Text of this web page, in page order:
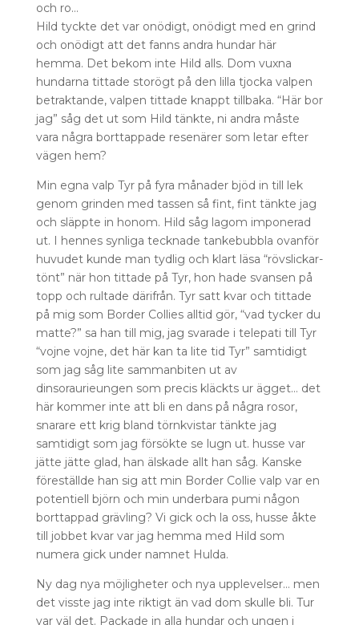
och ro…
Hild tyckte det var onödigt, onödigt med en grind
och onödigt att det fanns andra hundar här
hemma. Det bekom inte Hild alls. Dom vuxna
hundarna tittade storögt på den lilla tjocka valpen
betraktande, valpen tittade knappt tillbaka. “Här bor
jag” såg det ut som Hild tänkte, ni andra måste
vara några borttappade resenärer som letar efter
vägen hem?
Min egna valp Tyr på fyra månader bjöd in till lek
genom grinden med tassen så fint, fint tänkte jag
och släppte in honom. Hild såg lagom imponerad
ut. I hennes synliga tecknade tankebubbla ovanför
huvudet kunde man tydlig och klart läsa “rövslickar-
tönt” när hon tittade på Tyr, hon hade svansen på
topp och rultade därifrån. Tyr satt kvar och tittade
på mig som Border Collies alltid gör, “vad tycker du
matte?” sa han till mig, jag svarade i telepati till Tyr
“vojne vojne, det här kan ta lite tid Tyr” samtidigt
som jag såg lite sammanbiten ut av
dinsoraurieungen som precis kläckts ur ägget… det
här kommer inte att bli en dans på några rosor,
snarare ett krig bland törnkvistar tänkte jag
samtidigt som jag försökte se lugn ut. husse var
jätte jätte glad, han älskade allt han såg. Kanske
föreställde han sig att min Border Collie valp var en
potentiell björn och min underbara pumi någon
borttappad grävling? Vi gick och la oss, husse åkte
till jobbet kvar var jag hemma med Hild som
numera gick under namnet Hulda.
Ny dag nya möjligheter och nya upplevelser… men
det visste jag inte riktigt än vad dom skulle bli. Tur
var väl det. Packade in alla hundar och ungen i